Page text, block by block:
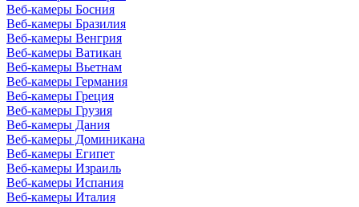
Веб-камеры Босния
Веб-камеры Бразилия
Веб-камеры Венгрия
Веб-камеры Ватикан
Веб-камеры Вьетнам
Веб-камеры Германия
Веб-камеры Греция
Веб-камеры Грузия
Веб-камеры Дания
Веб-камеры Доминикана
Веб-камеры Египет
Веб-камеры Израиль
Веб-камеры Испания
Веб-камеры Италия